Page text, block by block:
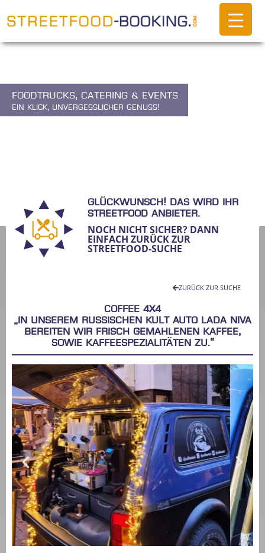
Foodtrucks, Catering & Events
Ein Klick, unvergesslicher Genuss!
Glückwunsch! Das wird ihr
Streetfood Anbieter.
NOCH NICHT SICHER? DANN
EINFACH ZURÜCK ZUR
STREETFOOD-SUCHE
ZURÜCK ZUR SUCHE
COFFEE 4X4
„In unserem russischen Kult Auto Lada Niva
bereiten wir frisch gemahlenen Kaffee,
sowie Kaffeespezialitäten zu.“